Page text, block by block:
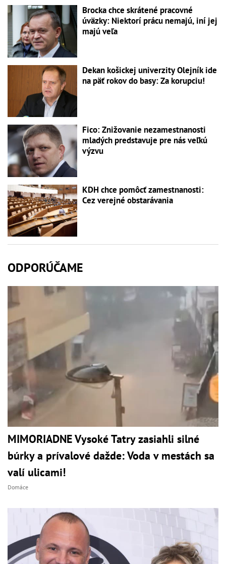
Brocka chce skrátené pracovné
úväzky: Niektorí prácu nemajú, iní jej
majú veľa
Dekan košickej univerzity Olejník ide
na päť rokov do basy: Za korupciu!
Fico: Znižovanie nezamestnanosti
mladých predstavuje pre nás veľkú
výzvu
KDH chce pomôcť zamestnanosti:
Cez verejné obstarávania
ODPORÚČAME
MIMORIADNE Vysoké Tatry zasiahli silné
búrky a prívalové dažde: Voda v mestách sa
valí ulicami!
Domáce